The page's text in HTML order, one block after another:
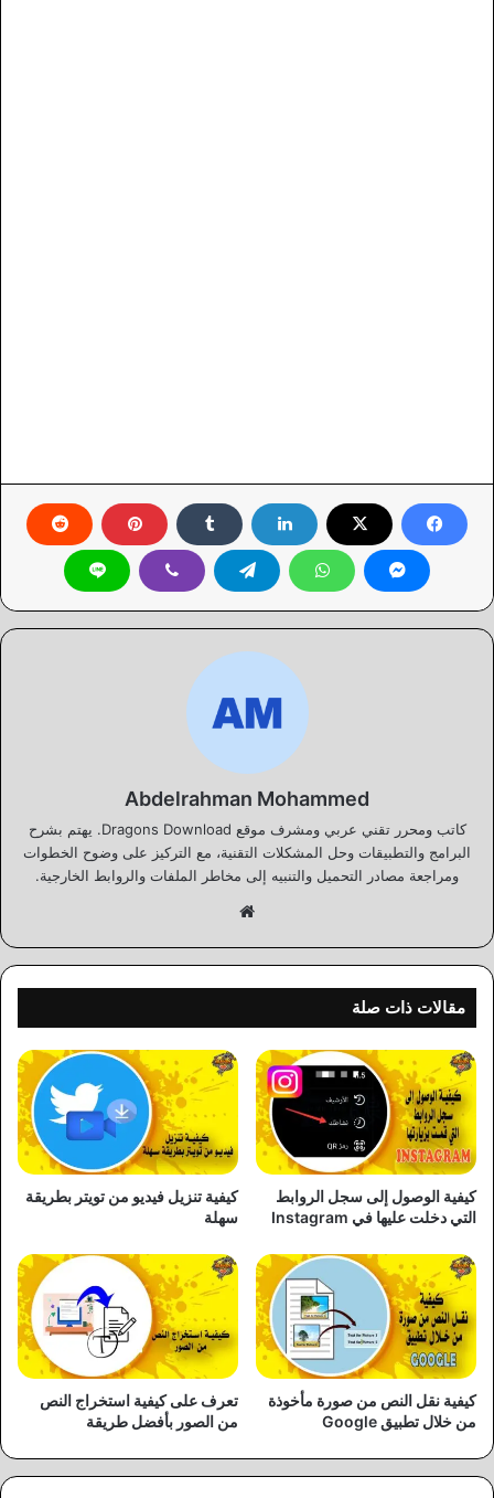
Abdelrahman Mohammed
كاتب ومحرر تقني عربي ومشرف موقع Dragons Download. يهتم بشرح
البرامج والتطبيقات وحل المشكلات التقنية، مع التركيز على وضوح الخطوات
ومراجعة مصادر التحميل والتنبيه إلى مخاطر الملفات والروابط الخارجية.
مقالات ذات صلة
كيفية الوصول إلى سجل الروابط
التي دخلت عليها في Instagram
كيفية تنزيل فيديو من تويتر بطريقة
سهلة
كيفية نقل النص من صورة مأخوذة
من خلال تطبيق Google
تعرف على كيفية استخراج النص
من الصور بأفضل طريقة